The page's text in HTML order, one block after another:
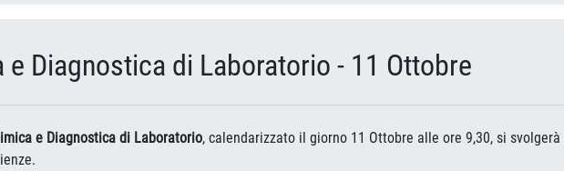
Diagnostica di Laboratorio - 11 Ottobre
e Diagnostica di Laboratorio, calendarizzato il giorno 11 Ottobre alle ore 9,30, si svolgerà